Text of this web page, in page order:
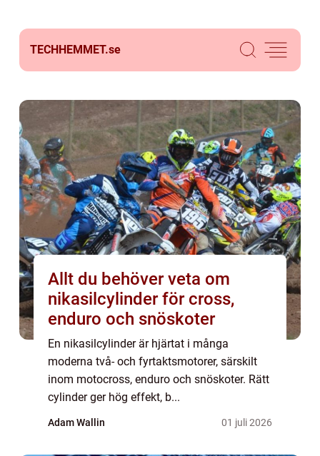
TECHHEMMET.se
Allt du behöver veta om
nikasilcylinder för cross,
enduro och snöskoter
En nikasilcylinder är hjärtat i många
moderna två- och fyrtaktsmotorer, särskilt
inom motocross, enduro och snöskoter. Rätt
cylinder ger hög effekt, b...
Adam Wallin 01 juli 2026